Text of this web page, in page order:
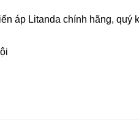
áp Litanda chính hãng, quý